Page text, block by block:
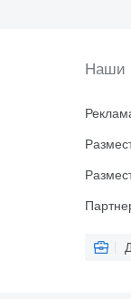
Наши